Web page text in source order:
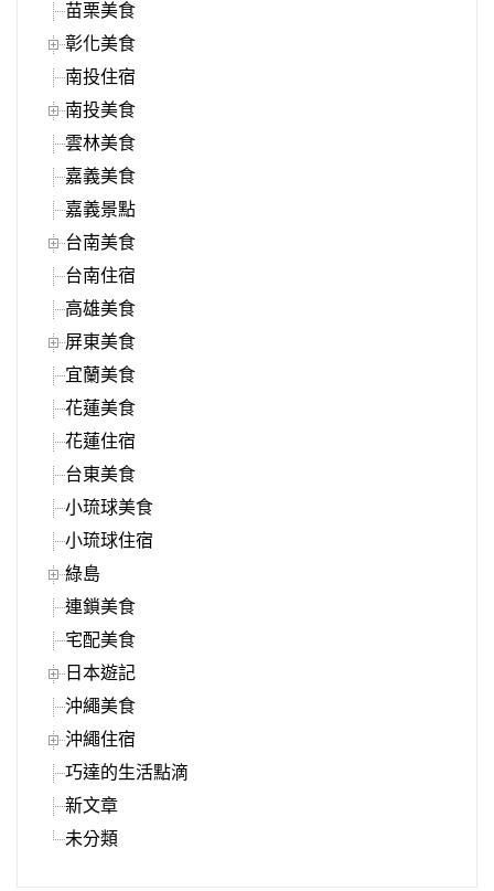
苗栗美食
彰化美食
南投住宿
南投美食
雲林美食
嘉義美食
嘉義景點
台南美食
台南住宿
高雄美食
屏東美食
宜蘭美食
花蓮美食
花蓮住宿
台東美食
小琉球美食
小琉球住宿
綠島
連鎖美食
宅配美食
日本遊記
沖繩美食
沖繩住宿
巧達的生活點滴
新文章
未分類